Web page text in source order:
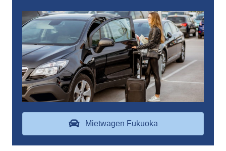
Mietwagen Fukuoka